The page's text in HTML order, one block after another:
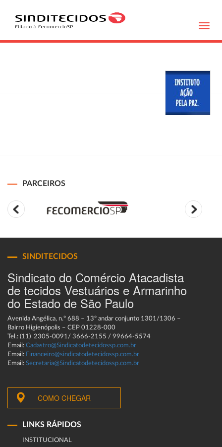
PARCEIROS
SINDITECIDOS
Sindicato do Comércio Atacadista
de tecidos Vestuários e Armarinho
do Estado de São Paulo
Avenida Angélica, n.º 688 – 13º andar conjunto 1301/1306 –
Bairro Higienópolis – CEP 01228-000
Tel.: (11) 2305-0091/ 3666-2155 / 99664-5574
Email: Cadastro@Sindicatodetecidossp.com.br
Email: Financeiro@sindicatodetecidossp.com.br
Email: Secretaria@Sindicatodetecidossp.com.br
COMO CHEGAR
LINKS RÁPIDOS
INSTITUCIONAL